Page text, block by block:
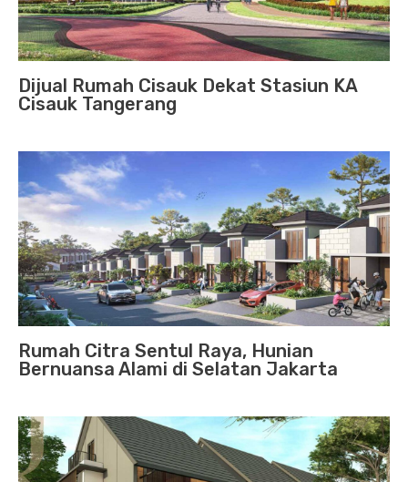
Dijual Rumah Cisauk Dekat Stasiun KA
Cisauk Tangerang
Rumah Citra Sentul Raya, Hunian
Bernuansa Alami di Selatan Jakarta